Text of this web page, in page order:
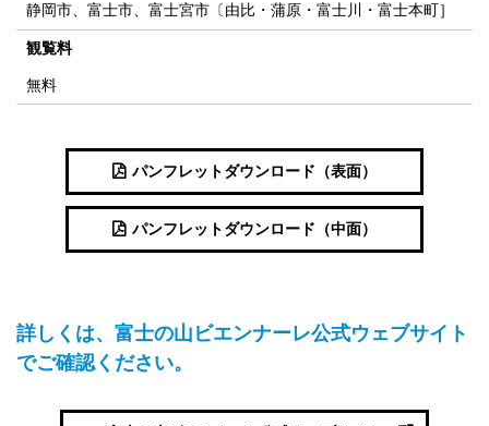
静岡市、富士市、富士宮市〔由比・蒲原・富士川・富士本町］
観覧料
無料
パンフレットダウンロード（表面）
パンフレットダウンロード（中面）
詳しくは、富士の山ビエンナーレ公式ウェブサイト
でご確認ください。